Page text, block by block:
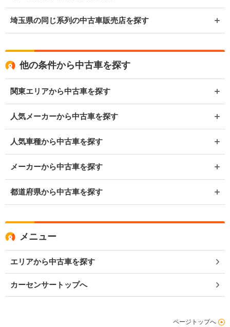
埼玉県の同じ系列の中古車販売店を探す
他の条件から中古車を探す
関東エリアから中古車を探す
人気メーカーから中古車を探す
人気車種から中古車を探す
メーカーから中古車を探す
都道府県から中古車を探す
メニュー
エリアから中古車を探す
カーセンサートップへ
ページトップへ